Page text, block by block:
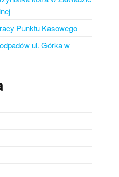
Punktu Kasowego
ul. Górka w